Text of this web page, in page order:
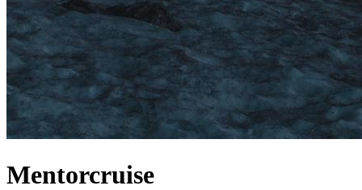
Mentorcruise